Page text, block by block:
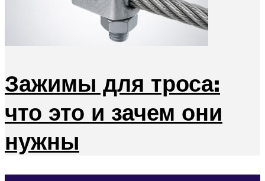
Зажимы для троса:
что это и зачем они
нужны